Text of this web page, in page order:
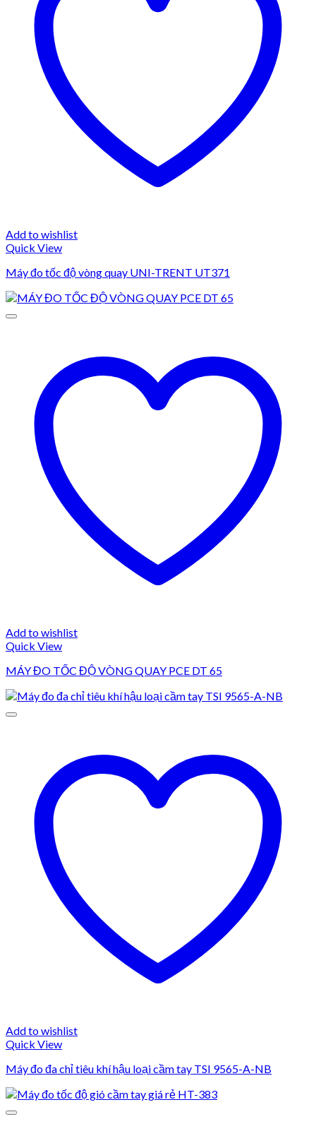
Add to wishlist
Quick View
Máy đo tốc độ vòng quay UNI-TRENT UT371
Add to wishlist
Quick View
MÁY ĐO TỐC ĐỘ VÒNG QUAY PCE DT 65
Add to wishlist
Quick View
Máy đo đa chỉ tiêu khí hậu loại cầm tay TSI 9565-A-NB